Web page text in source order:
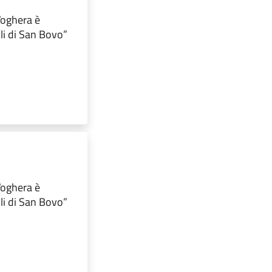
è
di San Bovo”
è
di San Bovo”